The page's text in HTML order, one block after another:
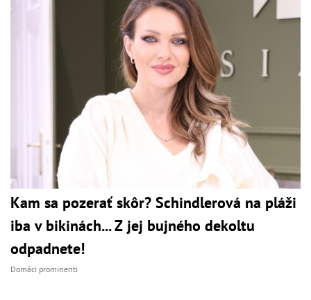
Kam sa pozerať skôr? Schindlerová na pláži
iba v bikinách... Z jej bujného dekoltu
odpadnete!
Domáci prominenti